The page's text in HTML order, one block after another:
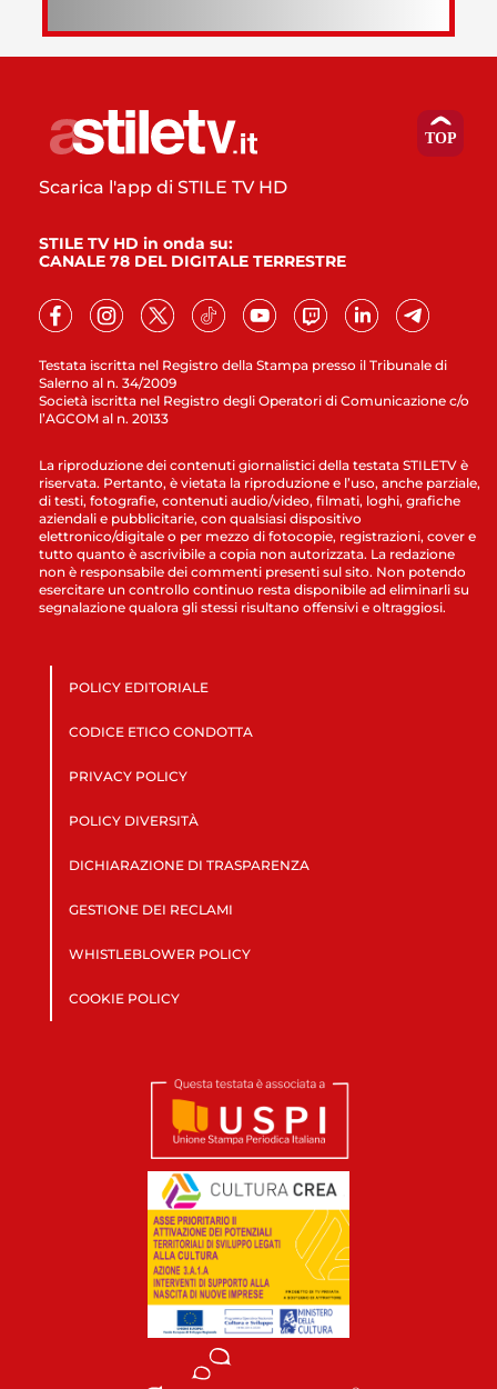
Testata iscritta nel Registro della Stampa presso il Tribunale di
Salerno al n. 34/2009
Società iscritta nel Registro degli Operatori di Comunicazione c/o
l’AGCOM al n. 20133
Scarica l'app di STILE TV HD
STILE TV HD in onda su:
CANALE 78 DEL DIGITALE TERRESTRE
La riproduzione dei contenuti giornalistici della testata STILETV è
riservata. Pertanto, è vietata la riproduzione e l’uso, anche parziale,
di testi, fotografie, contenuti audio/video, filmati, loghi, grafiche
aziendali e pubblicitarie, con qualsiasi dispositivo
elettronico/digitale o per mezzo di fotocopie, registrazioni, cover e
tutto quanto è ascrivibile a copia non autorizzata. La redazione
non è responsabile dei commenti presenti sul sito. Non potendo
esercitare un controllo continuo resta disponibile ad eliminarli su
segnalazione qualora gli stessi risultano offensivi e oltraggiosi.
POLICY EDITORIALE
CODICE ETICO CONDOTTA
PRIVACY POLICY
POLICY DIVERSITÀ
DICHIARAZIONE DI TRASPARENZA
GESTIONE DEI RECLAMI
WHISTLEBLOWER POLICY
COOKIE POLICY